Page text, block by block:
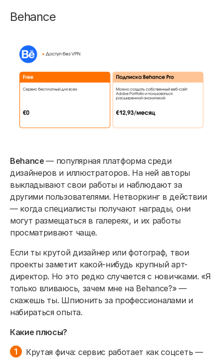
Behance
Behance— популярная платформа среди
дизайнеров и иллюстраторов. На ней авторы
выкладывают свои работы и наблюдают за
другими пользователями. Нетворкинг в действии
— когда специалисты получают награды, они
могут размещаться в галереях, и их работы
просматривают чаще.
Если ты крутой дизайнер или фотограф, твои
проекты заметит какой-нибудь крупный арт-
директор. Но это редко случается с новичками. «Я
только вливаюсь, зачем мне на Behance?» —
скажешь ты. Шпионить за профессионалами и
набираться опыта.
Какие плюсы?
Крутая фича: сервис работает как соцсеть —